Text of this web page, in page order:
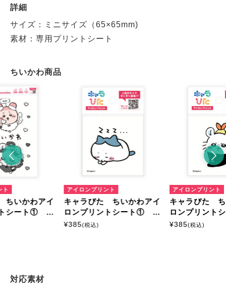
詳細
サイズ：ミニサイズ（65×65mm)
素材：専用プリントシート
ちいかわ商品
ト
いかわアイ
トシート① A
アイロンプリント
キャラぴた ちいかわアイ
ロンプリントシート① ミ
ニ12
¥385(税込)
アイロンプリント
キャラぴた
ロンプリン
ニ16
¥385(税込)
対応素材